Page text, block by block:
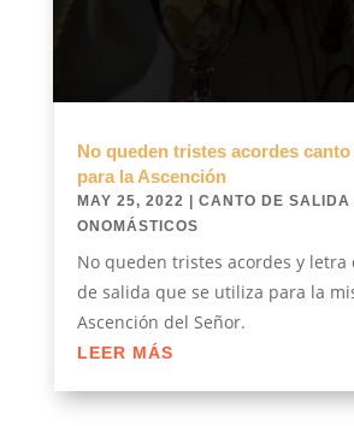
No queden tristes acordes canto
para la Ascención
MAY 25, 2022 CANTO DE SALIDA
ONOMÁSTICOS
No queden tristes acordes y letra
de salida que se utiliza para la
Ascención del Señor.
LEER MÁS